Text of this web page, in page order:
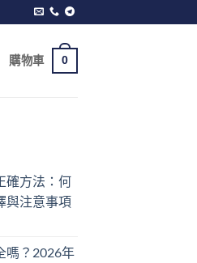
購物車 0
確方法：何
與注意事項
嗎？2026年